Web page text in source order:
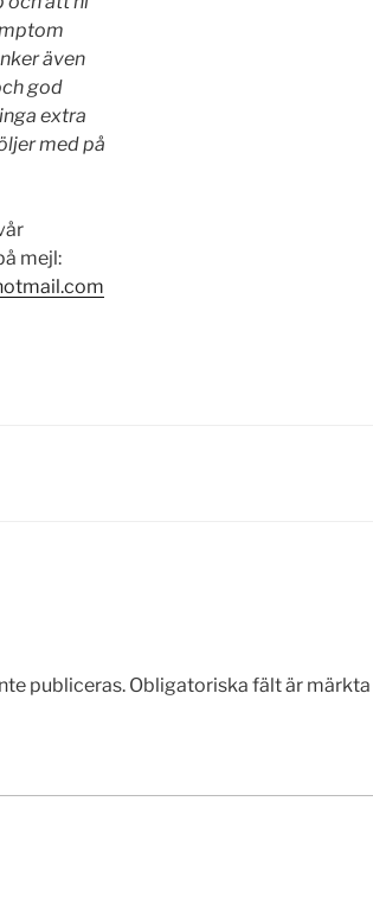
även
god
extra
med på
mejl:
publiceras. Obligatoriska fält är märkta